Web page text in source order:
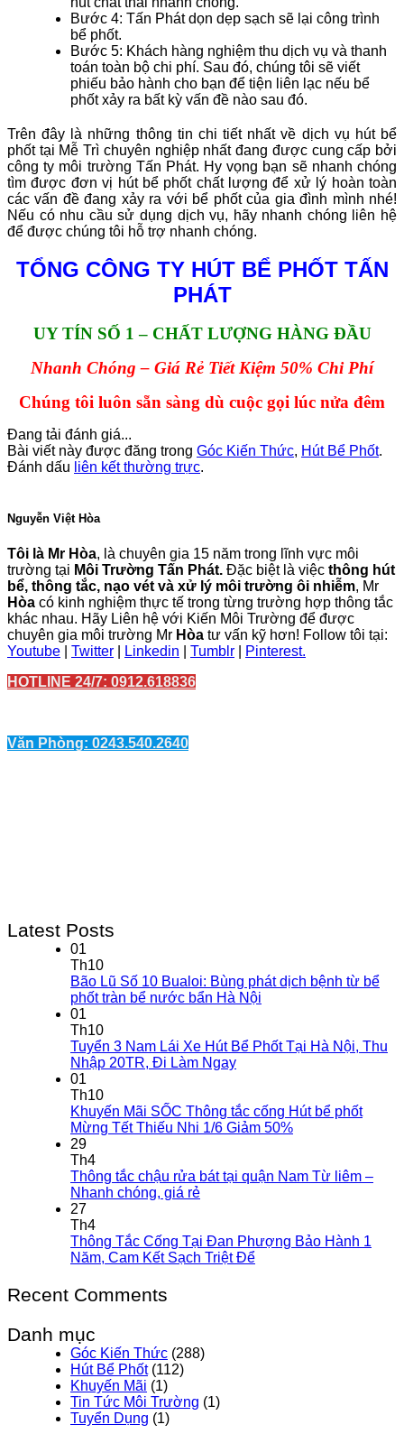
Bước 4: Tấn Phát dọn dẹp sạch sẽ lại công trình
bể phốt.
Bước 5: Khách hàng nghiệm thu dịch vụ và thanh
toán toàn bộ chi phí. Sau đó, chúng tôi sẽ viết
phiếu bảo hành cho bạn để tiện liên lạc nếu bể
phốt xảy ra bất kỳ vấn đề nào sau đó.
Trên đây là những thông tin chi tiết nhất về dịch vụ hút bể
phốt tại Mễ Trì chuyên nghiệp nhất đang được cung cấp bởi
công ty môi trường Tấn Phát. Hy vọng bạn sẽ nhanh chóng
tìm được đơn vị hút bể phốt chất lượng để xử lý hoàn toàn
các vấn đề đang xảy ra với bể phốt của gia đình mình nhé!
Nếu có nhu cầu sử dụng dịch vụ, hãy nhanh chóng liên hệ
để được chúng tôi hỗ trợ nhanh chóng.
TỔNG CÔNG TY HÚT BỂ PHỐT TẤN
PHÁT
UY TÍN SỐ 1 – CHẤT LƯỢNG HÀNG ĐẦU
Nhanh Chóng – Giá Rẻ Tiết Kiệm 50% Chi Phí
Chúng tôi luôn sẵn sàng dù cuộc gọi lúc nửa đêm
Đang tải đánh giá...
Bài viết này được đăng trong Góc Kiến Thức, Hút Bể Phốt.
Đánh dấu liên kết thường trực.
Nguyễn Việt Hòa
Tôi là Mr Hòa, là chuyên gia 15 năm trong lĩnh vực môi
trường tại Môi Trường Tấn Phát. Đặc biệt là việc thông hút
bể, thông tắc, nạo vét và xử lý môi trường ôi nhiễm, Mr
Hòa có kinh nghiệm thực tế trong từng trường hợp thông tắc
khác nhau. Hãy Liên hệ với Kiến Môi Trường để được
chuyên gia môi trường Mr Hòa tư vấn kỹ hơn! Follow tôi tại:
Youtube
Twitter Linkedin Tumblr
Pinterest.
HOTLINE 24/7: 0912.618836
Văn Phòng: 0243.540.2640
Latest Posts
01
Th10
Bão Lũ Số 10 Bualoi: Bùng phát dịch bệnh từ bể
phốt tràn bể nước bẩn Hà Nội
01
Th10
Tuyển 3 Nam Lái Xe Hút Bể Phốt Tại Hà Nội, Thu
Nhập 20TR, Đi Làm Ngay
01
Th10
Khuyến Mãi SỐC Thông tắc cống Hút bể phốt
Mừng Tết Thiếu Nhi 1/6 Giảm 50%
29
Th4
Thông tắc chậu rửa bát tại quận Nam Từ liêm –
Nhanh chóng, giá rẻ
27
Th4
Thông Tắc Cống Tại Đan Phượng Bảo Hành 1
Năm, Cam Kết Sạch Triệt Để
Recent Comments
Danh mục
Góc Kiến Thức (288)
Hút Bể Phốt(112)
Khuyến Mãi (1)
Tin Tức Môi Trường (1)
Tuyển Dụng (1)